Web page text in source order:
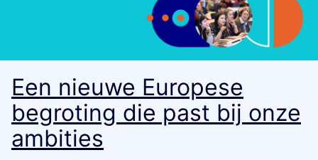
Een nieuwe Europese
begroting die past bij onze
ambities